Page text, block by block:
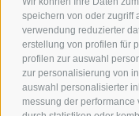
speichern von oder zugriff
verwendung reduzierter
erstellung von profilen für
profilen zur auswahl
zur personalisierung von
auswahl personalisierter
messung der